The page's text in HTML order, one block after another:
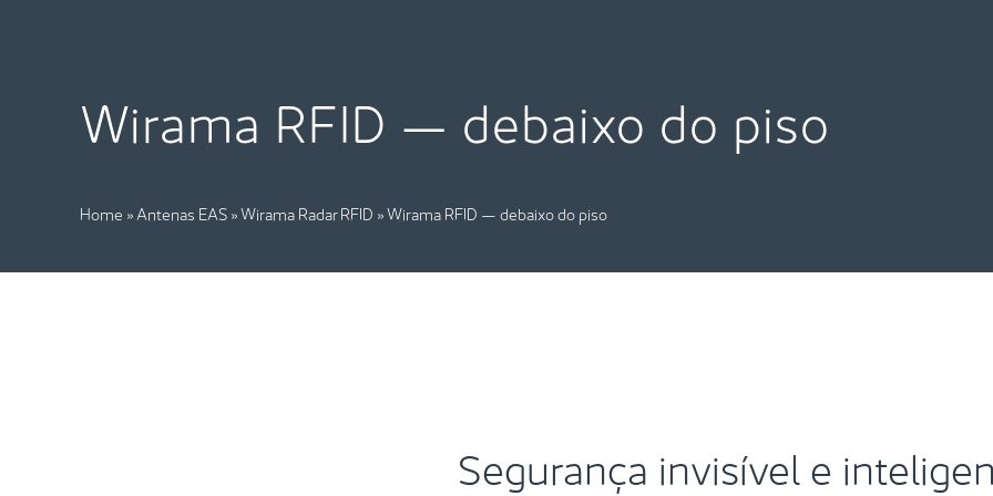
Wirama RFID — debaixo do piso
Home »Antenas EAS»Wirama Radar RFID »Wirama RFID — debaixo do piso
Segurança invisível e